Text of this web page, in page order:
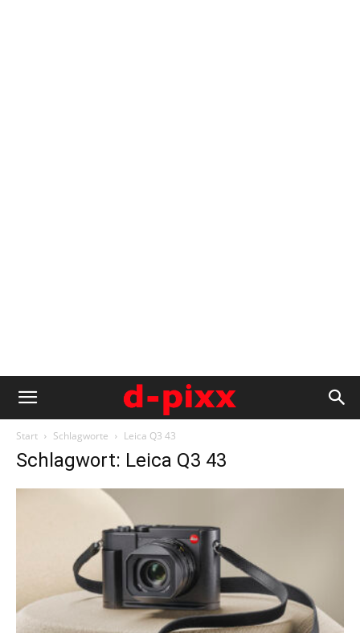
Start Schlagworte Leica Q3 43
Schlagwort: Leica Q3 43